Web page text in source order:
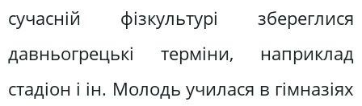
сучасній фізкультурі збереглися
давньогрецькі терміни, наприклад
стадіон і ін. Молодь училася в гімназіях